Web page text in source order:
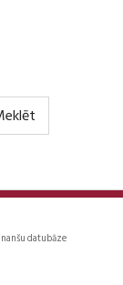
datubāze